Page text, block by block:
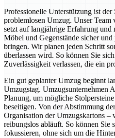
Professionelle Unterstützung ist der
problemlosen Umzug. Unser Team
setzt auf langjährige Erfahrung und
Möbel und Gegenstände sicher
bringen. Wir planen jeden Schritt
überlassen wird. So können Sie
Zuverlässigkeit verlassen, die ein
Ein gut geplanter Umzug beginnt
Umzugstag. Umzugsunternehmen
Planung, um mögliche
beseitigen. Von der Abstimmung
Organisation der Umzugskartons –
reibungslos abläuft. So können Sie
fokussieren, ohne sich um die